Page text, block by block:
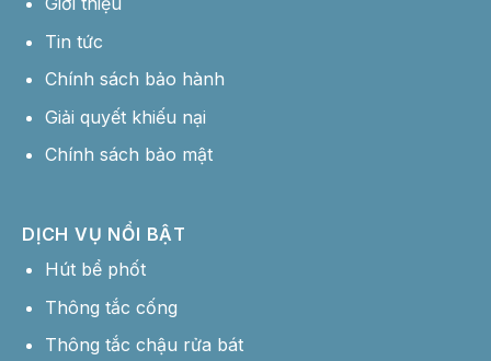
Tin tức
Chính sách bảo hành
Giải quyết khiếu nại
Chính sách bảo mật
DỊCH VỤ NỔI BẬT
Hút bể phốt
Thông tắc cống
Thông tắc chậu rửa bát